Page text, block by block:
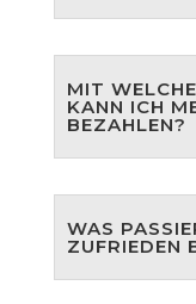
MIT
KANN ICH
BEZAHLEN?
WAS
ZUFRIEDEN